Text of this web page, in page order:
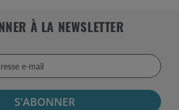
À LA NEWSLETTER
S'ABONNER